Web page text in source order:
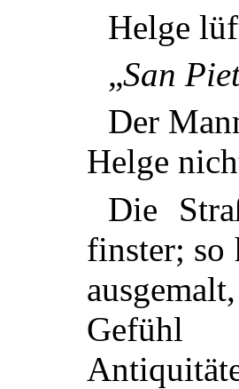
Helge
„San
Der
Helge
Die
finster; so
Gefühl